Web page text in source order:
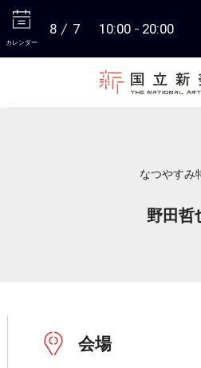
カレンダー
8 7 10:00 20:00
なつやすみ
野田哲
会場